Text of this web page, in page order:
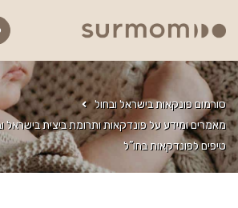
סורמום פונקאות בישראל ובחול
מאמרים ומידע על פונדקאות ותרומת ביצית בישראל
טיפים לפונדקאות בחו”ל